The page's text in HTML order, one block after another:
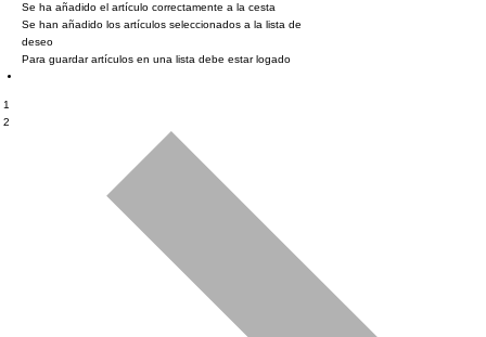
Se ha añadido el artículo correctamente a la cesta
Se han añadido los artículos seleccionados a la lista de
deseo
Para guardar artículos en una lista debe estar logado
1
2